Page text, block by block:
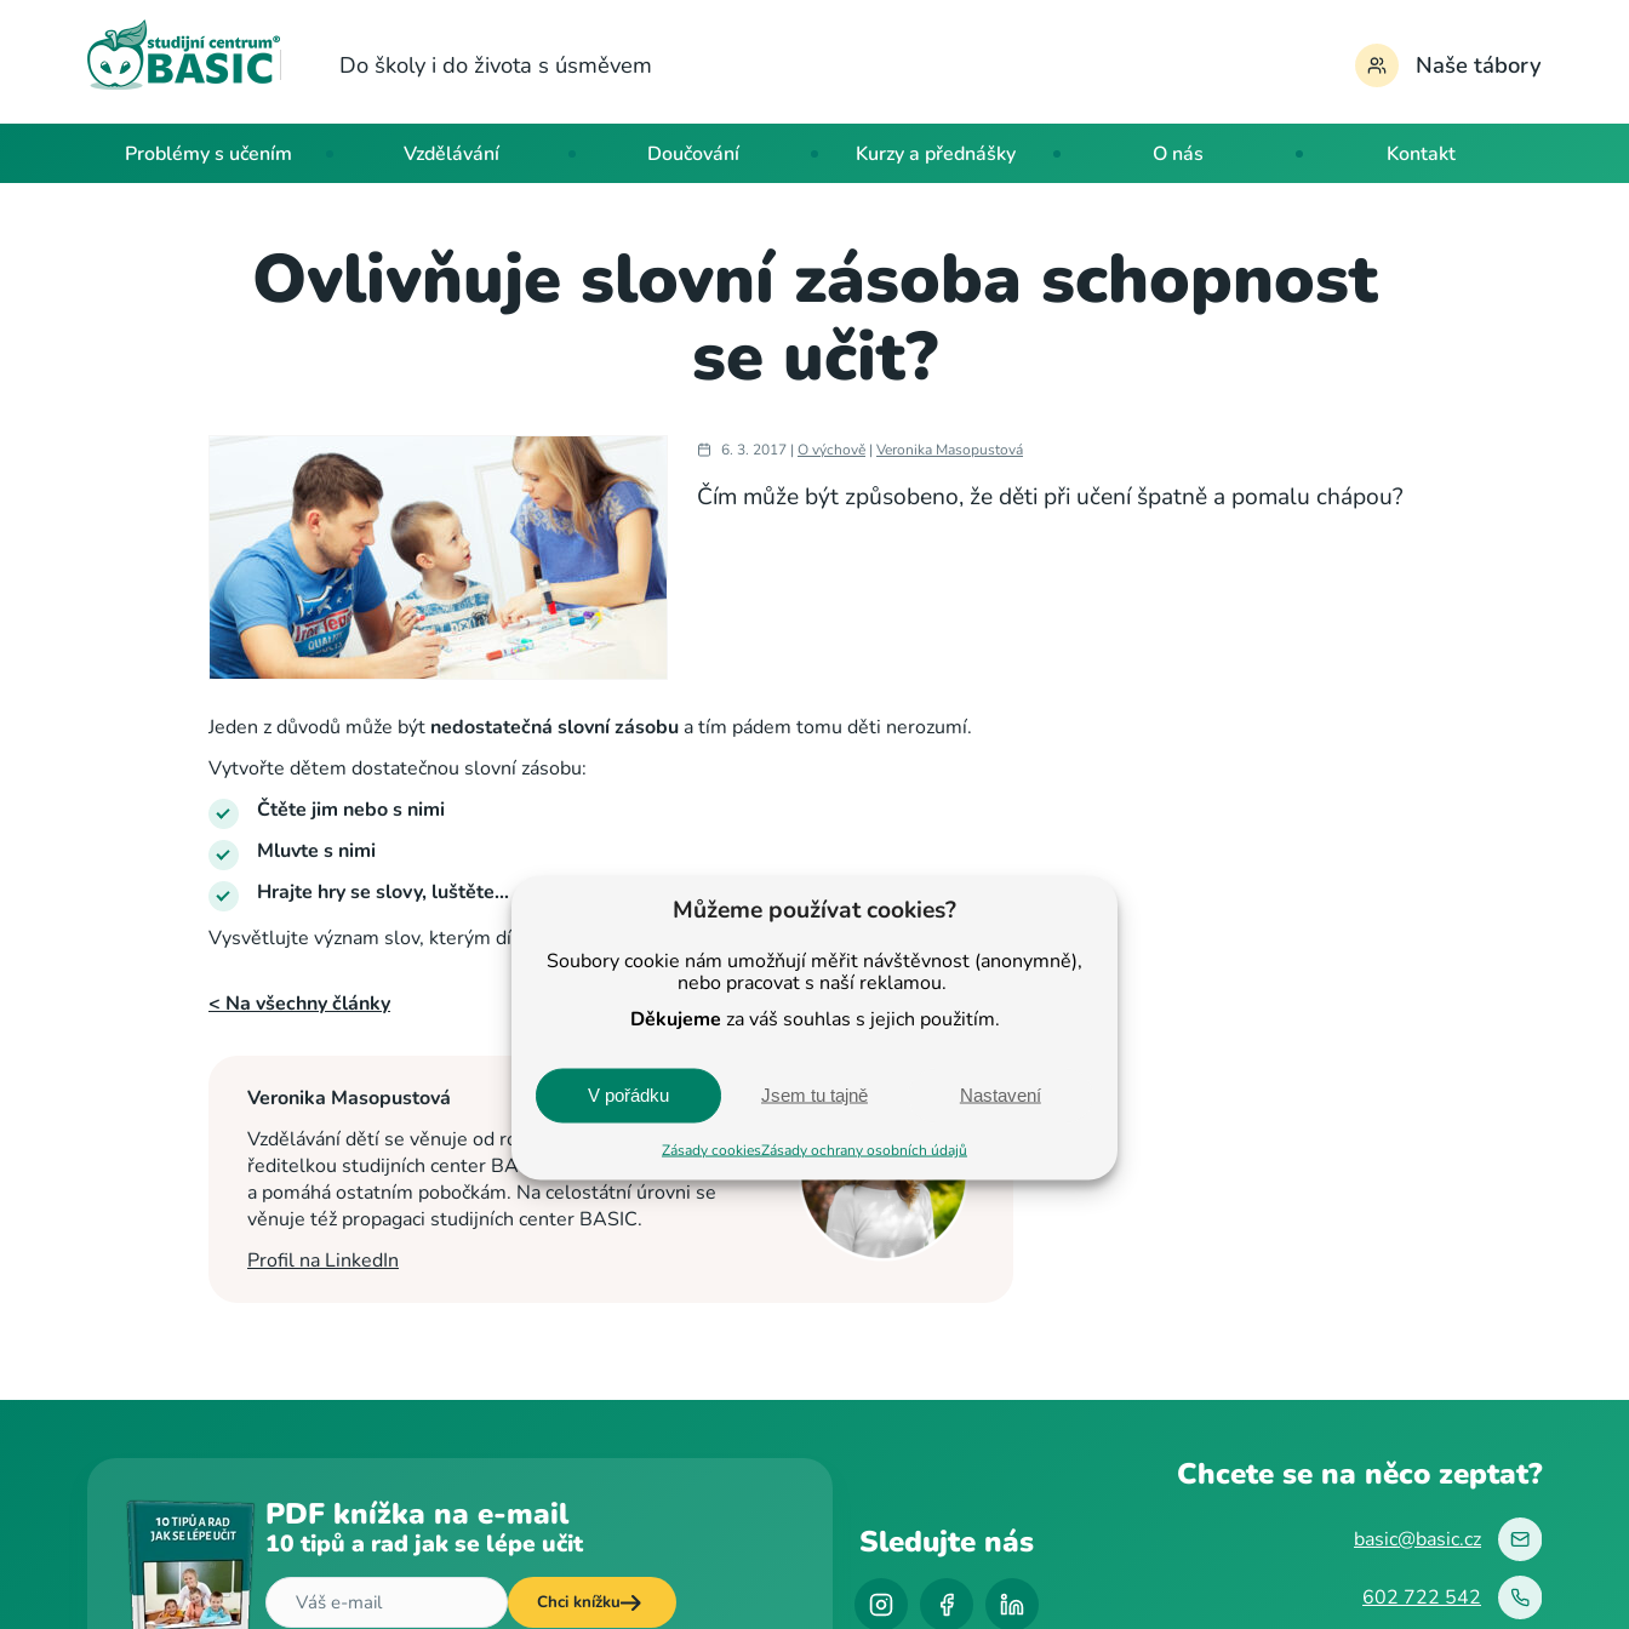
Můžeme používat cookies?
Soubory cookie nám umožňují měřit návštěvnost (anonymně),
nebo pracovat s naší reklamou.
Děkujeme za váš souhlas s jejich použitím.
V pořádku Jsem tu tajně Nastavení
Zásady cookiesZásady ochrany osobních údajů
Do školy i do života s úsměvem Naše tábory
Problémy s učením Vzdělávání Doučování Kurzy a přednášky O nás Kontakt
Ovlivňuje slovní zásoba schopnost
se učit?
6. 3. 2017 | O výchově | Veronika Masopustová
Čím může být způsobeno, že děti při učení špatně a pomalu chápou?
Jeden z důvodů může být nedostatečná slovní zásobu a tím pádem tomu děti nerozumí.
Vytvořte dětem dostatečnou slovní zásobu:
Čtěte jim nebo s nimi
Mluvte s nimi
Hrajte hry se slovy, luštěte…
Vysvětlujte význam slov, kterým dítě
< Na všechny články
Veronika Masopustová
Vzdělávání dětí se věnuje od roku 2013. Nyní je
ředitelkou studijních center BASIC v Jihlavě a Pelhřimově
a pomáhá ostatním pobočkám. Na celostátní úrovni se
věnuje též propagaci studijních center BASIC.
Profil na LinkedIn
PDF knížka na e-mail
10 tipů a rad jak se lépe učit
Chci knížku
Sledujte nás
Chcete se na něco zeptat?
basic@basic.cz
602 722 542